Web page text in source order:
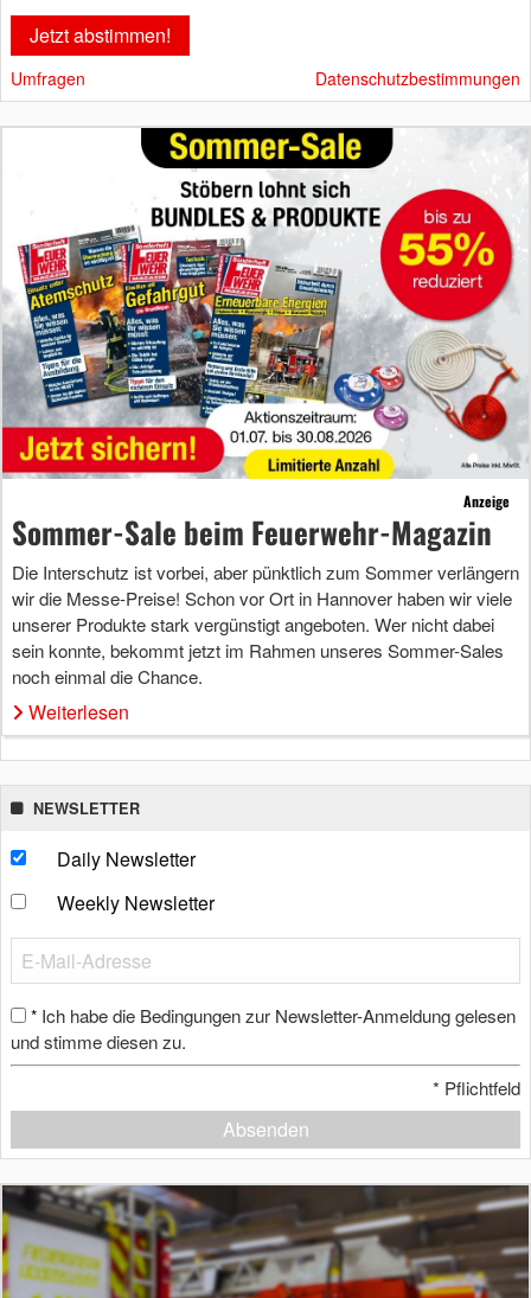
Umfragen Datenschutzbestimmungen
Anzeige
Sommer-Sale beim Feuerwehr-Magazin
Die Interschutz ist vorbei, aber pünktlich zum Sommer verlängern
wir die Messe-Preise! Schon vor Ort in Hannover haben wir viele
unserer Produkte stark vergünstigt angeboten. Wer nicht dabei
sein konnte, bekommt jetzt im Rahmen unseres Sommer-Sales
noch einmal die Chance.
Weiterlesen
NEWSLETTER
Daily Newsletter
Weekly Newsletter
* Ich habe die Bedingungen zur Newsletter-Anmeldung gelesen
und stimme diesen zu.
* Pflichtfeld
Absenden